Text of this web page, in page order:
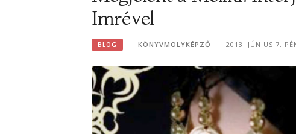
Imrével
BLOG KÖNYVMOLYKÉPZŐ 2013. JÚNIUS 7.